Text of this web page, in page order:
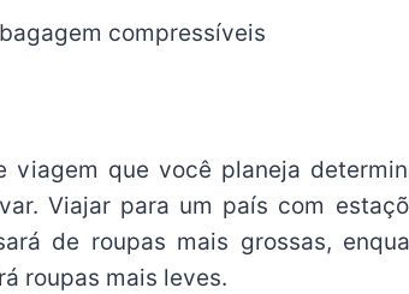
compressíveis
viagem que você planeja
Viajar para um país com
de roupas mais grossas,
roupas mais leves.